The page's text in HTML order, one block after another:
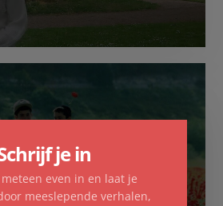
je in
even in en laat je
meeslepende verhalen,